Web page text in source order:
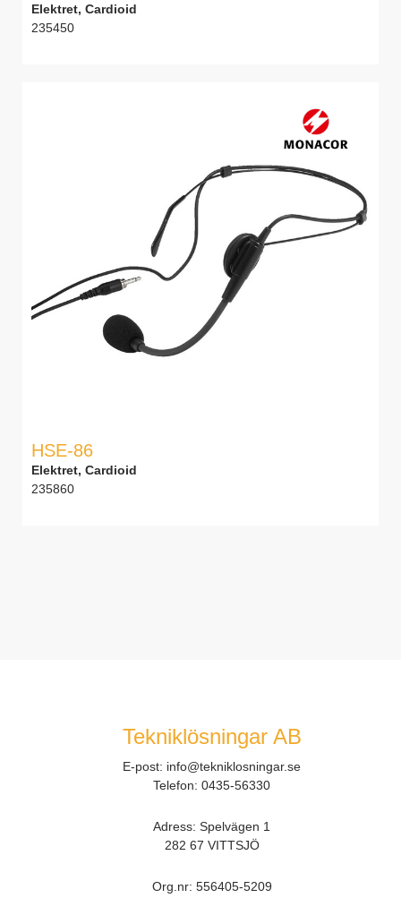
Elektret, Cardioid
235450
HSE-86
Elektret, Cardioid
235860
Tekniklösningar AB
E-post: info@tekniklosningar.se
Telefon: 0435-56330
Adress: Spelvägen 1
282 67 VITTSJÖ
Org.nr: 556405-5209